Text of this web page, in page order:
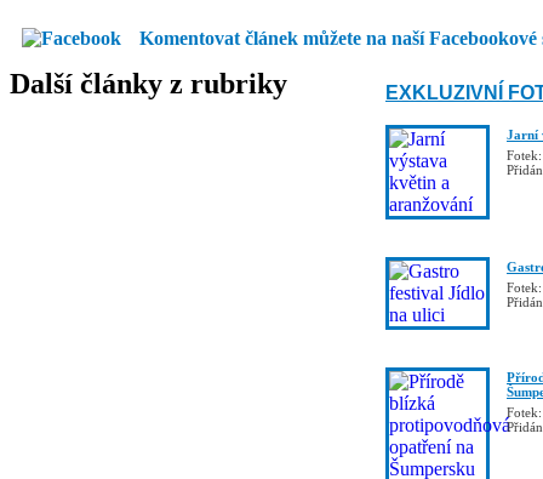
Komentovat článek můžete na naší Facebookové
Další články z rubriky EXKLUZIVNÍ
Jarní